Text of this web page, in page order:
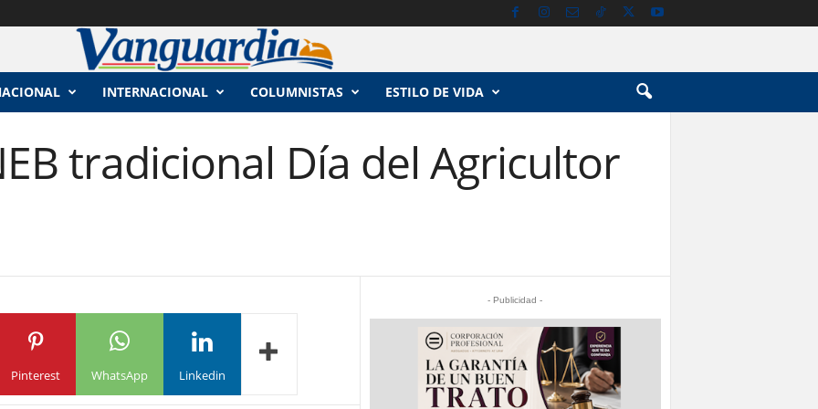
INTERNACIONAL COLUMNISTAS ESTILO DE VIDA
tradicional Día del Agricultor
Pinterest WhatsApp Linkedin
- Publicidad -